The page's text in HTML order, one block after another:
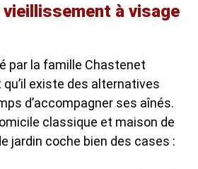
vieillissement à visage
par la famille Chastenet
existe des alternatives
d’accompagner ses aînés.
classique et maison de
jardin coche bien des cases :